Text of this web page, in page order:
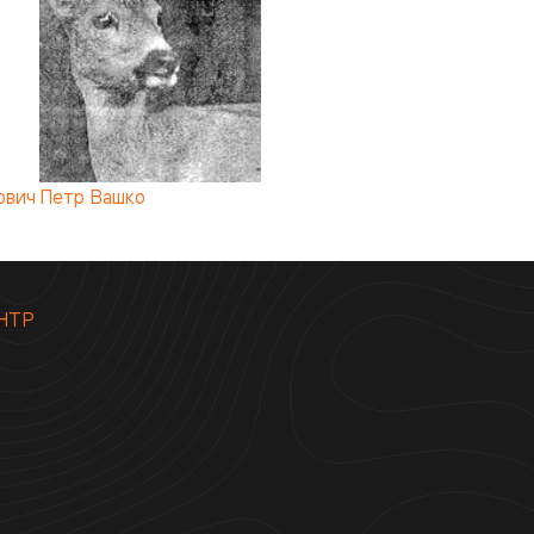
Петр Вашко